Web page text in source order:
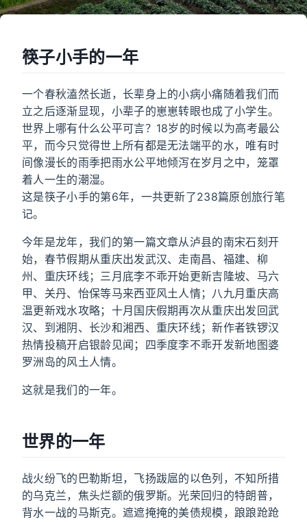
筷子小手的一年
一个春秋溘然长逝，长辈身上的小病小痛随着我们而
立之后逐渐显现，小辈子的崽崽转眼也成了小学生。
世界上哪有什么公平可言？18岁的时候以为高考最公
平，而今只觉得世上所有都是无法端平的水，唯有时
间像漫长的雨季把雨水公平地倾泻在岁月之中，笼罩
着人一生的潮湿。
这是筷子小手的第6年，一共更新了238篇原创旅行笔
记。
今年是龙年，我们的第一篇文章从泸县的南宋石刻开
始，春节假期从重庆出发武汉、走南昌、福建、柳
州、重庆环线；三月底李不乖开始更新吉隆坡、马六
甲、关丹、怡保等马来西亚风土人情；八九月重庆高
温更新戏水攻略；十月国庆假期再次从重庆出发回武
汉、到湘阴、长沙和湘西、重庆环线；新作者铁锣汉
热情投稿开启银龄见闻；四季度李不乖开发新地图婆
罗洲岛的风土人情。
这就是我们的一年。
世界的一年
战火纷飞的巴勒斯坦，飞扬跋扈的以色列，不知所措
的乌克兰，焦头烂额的俄罗斯。光荣回归的特朗普，
背水一战的马斯克。遮遮掩掩的美债规模，踉踉跄跄